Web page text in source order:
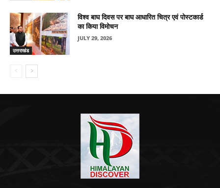
उत्तराखंड
विश्व बाघ दिवस पर बाघ आधारित चित्र एवं पोस्टकार्ड
का किया विमोचन
JULY 29, 2026